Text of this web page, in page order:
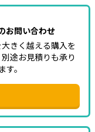
お問い合わせ
きく越える購入を
途お見積りも承り
ます。